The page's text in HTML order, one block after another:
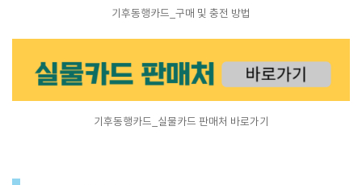
기후동행카드_구매 및 충전 방법
기후동행카드_실물카드 판매처 바로가기